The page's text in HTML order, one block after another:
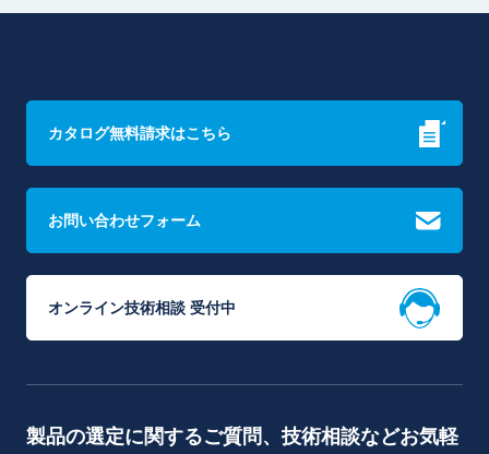
カタログ無料請求はこちら
お問い合わせフォーム
オンライン技術相談 受付中
製品の選定に関するご質問、技術相談などお気軽